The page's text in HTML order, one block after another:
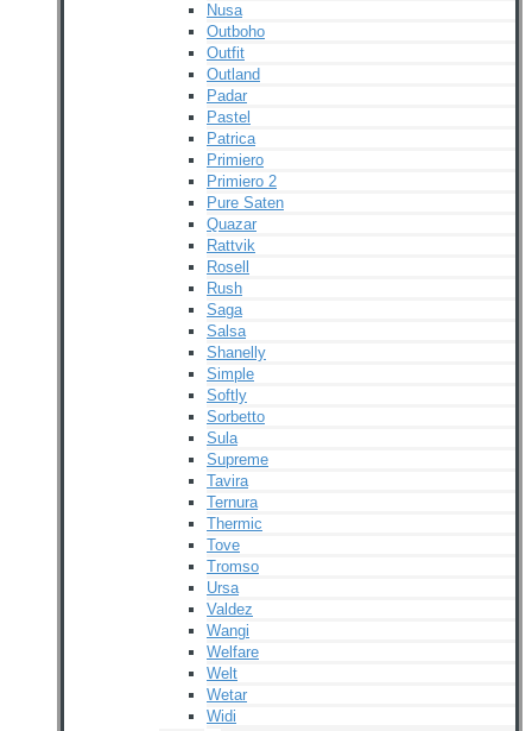
Nusa
Outboho
Outfit
Outland
Padar
Pastel
Patrica
Primiero
Primiero 2
Pure Saten
Quazar
Rattvik
Rosell
Rush
Saga
Salsa
Shanelly
Simple
Softly
Sorbetto
Sula
Supreme
Tavira
Ternura
Thermic
Tove
Tromso
Ursa
Valdez
Wangi
Welfare
Welt
Wetar
Widi